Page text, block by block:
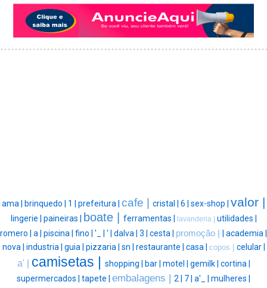
ama | brinquedo | 1 | prefeitura | cafe | cristal | 6 | sex-shop | valor |
lingerie | paineiras | boate | ferramentas | lavanderia | utilidades |
romero | a | piscina | fino | '_ | ' | dalva | 3 | cesta | promoção |
academia |
nova | industria | guia | pizzaria | sn | restaurante | casa | copos | celular |
a' | camisetas | shopping | bar | motel | gemilk | cortina |
supermercados | tapete | embalagens | 2 | 7 | a'_ | mulheres |